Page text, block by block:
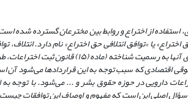
استفاده از اختراع و روابط بین مخترعان گسترده شده
یا «توافق ائتلافی حق اختراع» نام دارد.
اقتصادی که سبب توجه به این قراردادها می‌شود
دارویی در حوزه حقوق بشر و ... می‌شود. با توجه به